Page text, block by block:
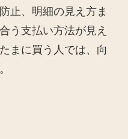
止、明細の見え方ま
う支払い方法が見え
まに買う人では、向